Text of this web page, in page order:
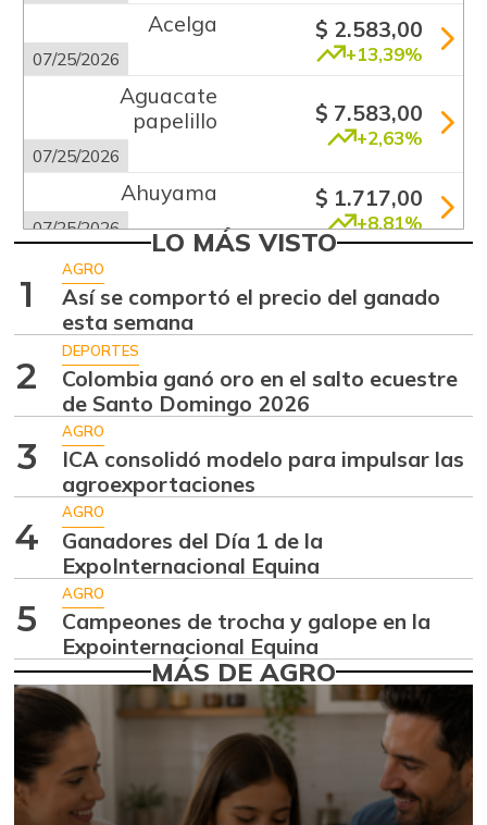
Acelga
07/25/2026
$ 2.583,00
+13,39%
Aguacate
papelillo
07/25/2026
$ 7.583,00
+2,63%
Ahuyama
07/25/2026
$ 1.717,00
+8,81%
07/25/2026 -0,46%
Apio
07/25/2026
$ 2.000,00
Arracacha blanca
07/25/2026
$ 4.354,00
Arroz de primera
07/25/2026
Arroz de segunda
12/29/2018
$ 2.202,00
-
Arveja enlatada
07/25/2026
$ 15.240,00
+12,35%
Arveja verde
07/25/2026
$ 5.480,00
-9,60%
Arveja verde seca
07/25/2026
$ 3.800,00
-2,81%
LO MÁS VISTO
1
AGRO
Así se comportó el precio del ganado
esta semana
2
DEPORTES
Colombia ganó oro en el salto ecuestre
de Santo Domingo 2026
3
AGRO
ICA consolidó modelo para impulsar las
agroexportaciones
4
AGRO
Ganadores del Día 1 de la
ExpoInternacional Equina
5
AGRO
Campeones de trocha y galope en la
Expointernacional Equina
MÁS DE AGRO